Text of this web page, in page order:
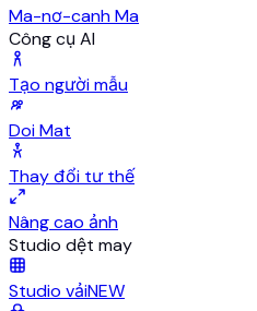
Ma-nơ-canh Ma
Công cụ AI
Tạo người mẫu
Doi Mat
Thay đổi tư thế
Nâng cao ảnh
Studio dệt may
Studio vảiNEW